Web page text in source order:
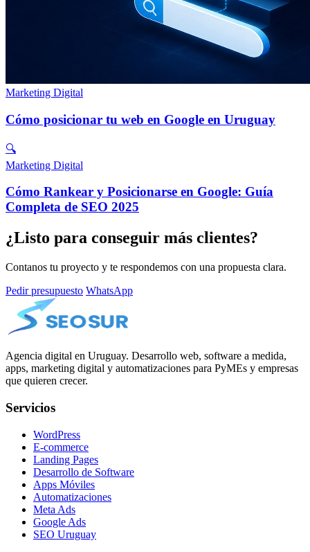
Marketing Digital
Cómo posicionar tu web en Google en Uruguay
🔍
Marketing Digital
Cómo Rankear y Posicionarse en Google: Guía
Completa de SEO 2025
¿Listo para conseguir más clientes?
Contanos tu proyecto y te respondemos con una propuesta clara.
Pedir presupuesto WhatsApp
Agencia digital en Uruguay. Desarrollo web, software a medida,
apps, marketing digital y automatizaciones para PyMEs y empresas
que quieren crecer.
Servicios
WordPress
E-commerce
Landing Pages
Desarrollo de Software
Apps Móviles
Automatizaciones
Meta Ads
Google Ads
SEO Uruguay